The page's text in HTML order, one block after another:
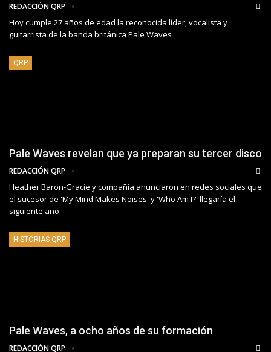
REDACCIÓN QRP
Hoy cumple 27 años de edad la reconocida líder, vocalista y
guitarrista de la banda británica Pale Waves
QRP
Pale Waves revelan que ya preparan su tercer disco
REDACCIÓN QRP
Heather Baron-Gracie y compañía anunciaron en redes sociales que
el sucesor de 'My Mind Makes Noises' y 'Who Am I?' llegaría el
siguiente año
HISTORIAS QRP
Pale Waves, a ocho años de su formación
REDACCIÓN QRP